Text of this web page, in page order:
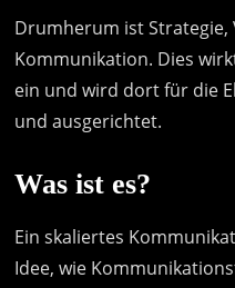
Drumherum ist Strategie,
Kommunikation. Dies
ein und wird dort für die
und ausgerichtet.
Was ist es?
Ein skaliertes
Idee, wie